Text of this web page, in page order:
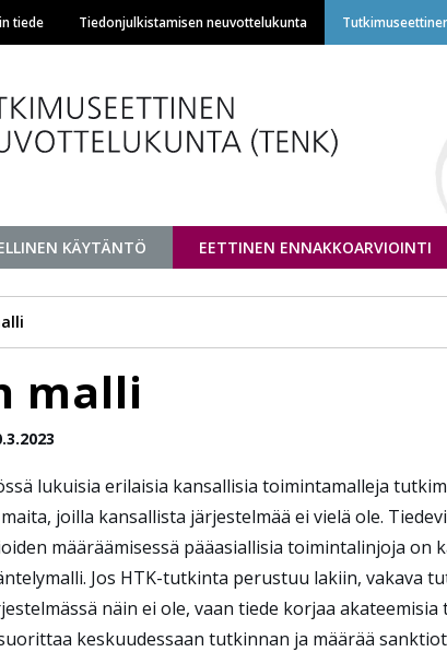
tiede Tiedonjulkistamisen neuvottelukunta
neuvottelukunta
KÄYTÄNTÖ EETTINEN ENNAKKOARVIOINTI
malli
lukuisia erilaisia kansallisia toimintamalleja
joilla kansallista järjestelmää ei vielä ole.
määräämisessä pääasiallisia toimintalinjoja on
Jos HTK-tutkinta perustuu lakiin, vakava
näin ei ole, vaan tiede korjaa
keskuudessaan tutkinnan ja määrää